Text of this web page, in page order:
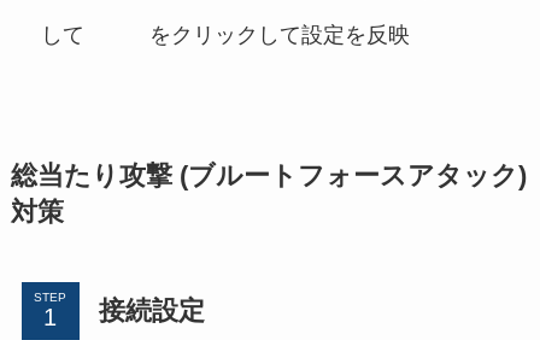
して
をクリックして設定を反映
総当たり攻撃 (ブルートフォースアタック)
対策
STEP 接続設定